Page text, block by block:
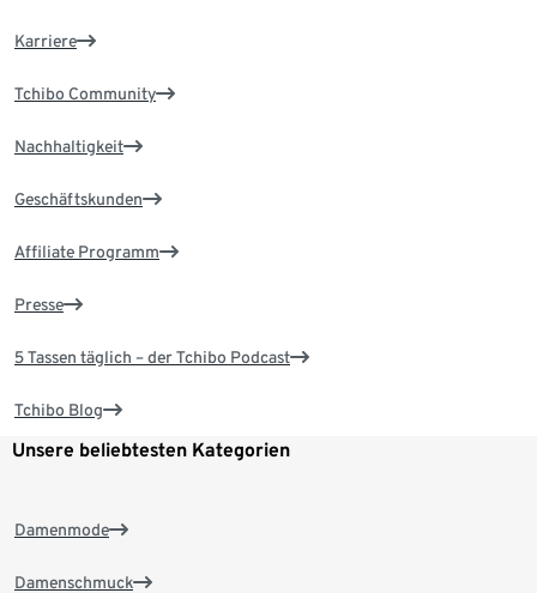
Karriere
Tchibo Community
Nachhaltigkeit
Geschäftskunden
Affiliate Programm
Presse
5 Tassen täglich – der Tchibo Podcast
Tchibo Blog
Unsere beliebtesten Kategorien
Damenmode
Damenschmuck